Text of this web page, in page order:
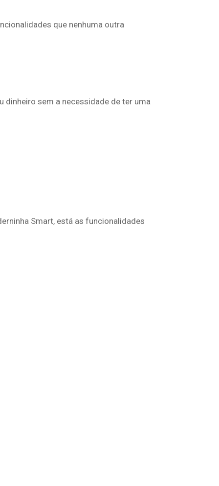
que nenhuma outra
dinheiro sem a necessidade de ter uma
Smart, está as funcionalidades